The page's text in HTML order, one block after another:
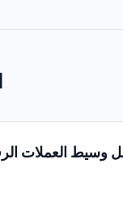
وسيط العملات